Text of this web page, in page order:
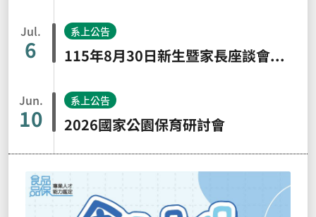
Jul.
6
系上公告
115年8月30日新生暨家長座談會，歡迎師生踴躍參與!
Jun.
10
系上公告
2026國家公園保育研討會
賀!本院林芸薇老師榮獲本校績優教師